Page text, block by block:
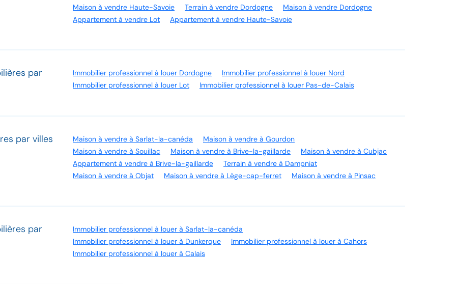
Maison à vendre Haute-Savoie
Terrain à vendre Dordogne
Maison à vendre Dordogne
Appartement à vendre Lot
Appartement à vendre Haute-Savoie
par
Immobilier professionnel à louer Dordogne
Immobilier professionnel à louer Nord
Immobilier professionnel à louer Lot
Immobilier professionnel à louer Pas-de-Calais
par villes Maison à vendre à Sarlat-la-canéda
Maison à vendre à Gourdon
Maison à vendre à Souillac
Maison à vendre à Brive-la-gaillarde
Maison à vendre à Cubjac
Appartement à vendre à Brive-la-gaillarde
Terrain à vendre à Dampniat
Maison à vendre à Objat
Maison à vendre à Lège-cap-ferret Maison à vendre à Pinsac
par
Immobilier professionnel à louer à Sarlat-la-canéda
Immobilier professionnel à louer à Dunkerque
Immobilier professionnel à louer à Cahors
Immobilier professionnel à louer à Calais